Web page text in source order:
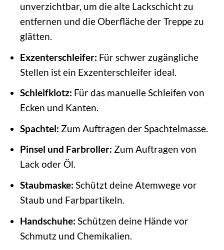
unverzichtbar, um die alte Lackschicht zu
entfernen und die Oberfläche der Treppe zu
glätten.
Exzenterschleifer: Für schwer zugängliche
Stellen ist ein Exzenterschleifer ideal.
Schleifklotz: Für das manuelle Schleifen von
Ecken und Kanten.
Spachtel: Zum Auftragen der Spachtelmasse.
Pinsel und Farbroller: Zum Auftragen von
Lack oder Öl.
Staubmaske: Schützt deine Atemwege vor
Staub und Farbpartikeln.
Handschuhe: Schützen deine Hände vor
Schmutz und Chemikalien.